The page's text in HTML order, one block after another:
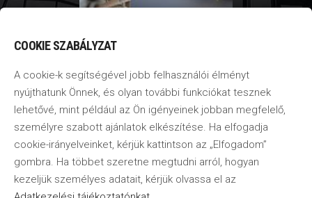
COOKIE SZABÁLYZAT
A cookie-k segítségével jobb felhasználói élményt
nyújthatunk Önnek, és olyan további funkciókat tesznek
lehetővé, mint például az Ön igényeinek jobban megfelelő,
személyre szabott ajánlatok elkészítése. Ha elfogadja
cookie-irányelveinket, kérjük kattintson az „Elfogadom”
gombra. Ha többet szeretne megtudni arról, hogyan
kezeljük személyes adatait, kérjük olvassa el az